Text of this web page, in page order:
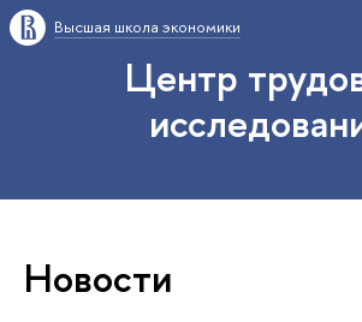
Высшая школа экономики
Центр
Новости